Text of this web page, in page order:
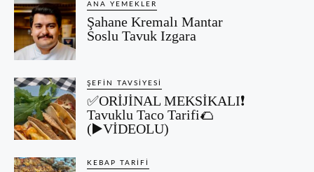
ANA YEMEKLER
Şahane Kremalı Mantar
Soslu Tavuk Izgara
ŞEFIN TAVSIYESI
✅ORİJİNAL MEKSİKALI❗
Tavuklu Taco Tarifi🌮
(▶️VİDEOLU)
KEBAP TARIFI